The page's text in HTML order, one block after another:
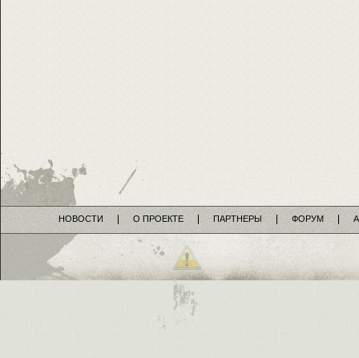
НОВОСТИ О ПРОЕКТЕ ПАРТНЕРЫ ФОРУМ